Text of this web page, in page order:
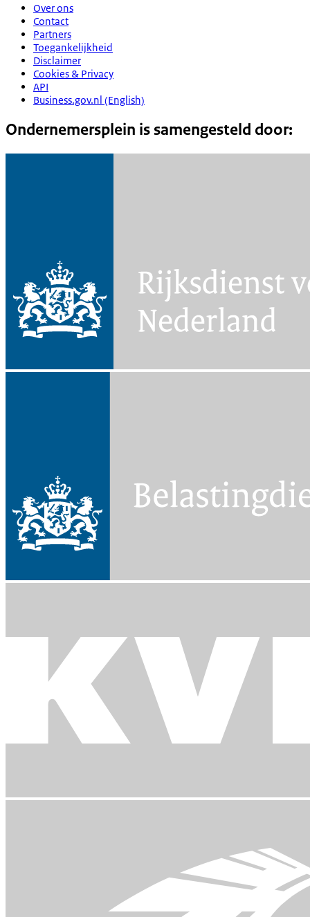
Over ons
Contact
Partners
Toegankelijkheid
Disclaimer
Cookies & Privacy
API
Business.gov.nl (English)
Ondernemersplein is samengesteld door: